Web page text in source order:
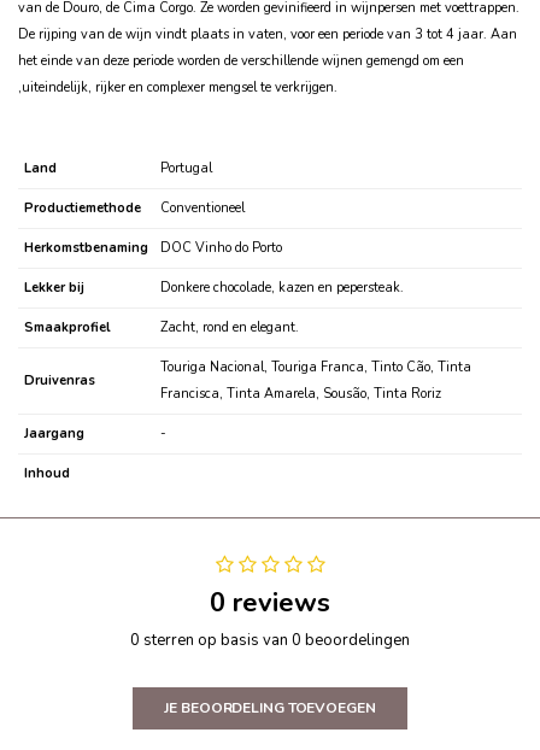
van de Douro, de Cima Corgo. Ze worden gevinifieerd in wijnpersen met voettrappen.
De rijping van de wijn vindt plaats in vaten, voor een periode van 3 tot 4 jaar. Aan
het einde van deze periode worden de verschillende wijnen gemengd om een
‚uiteindelijk, rijker en complexer mengsel te verkrijgen.
Land Portugal
Productiemethode Conventioneel
Herkomstbenaming DOC Vinho do Porto
Lekker bij Donkere chocolade, kazen en pepersteak.
Smaakprofiel Zacht, rond en elegant.
Druivenras
Touriga Nacional, Touriga Franca, Tinto Cão, Tinta
Francisca, Tinta Amarela, Sousão, Tinta Roriz
Jaargang -
Inhoud
0 reviews
0 sterren op basis van 0 beoordelingen
JE BEOORDELING TOEVOEGEN